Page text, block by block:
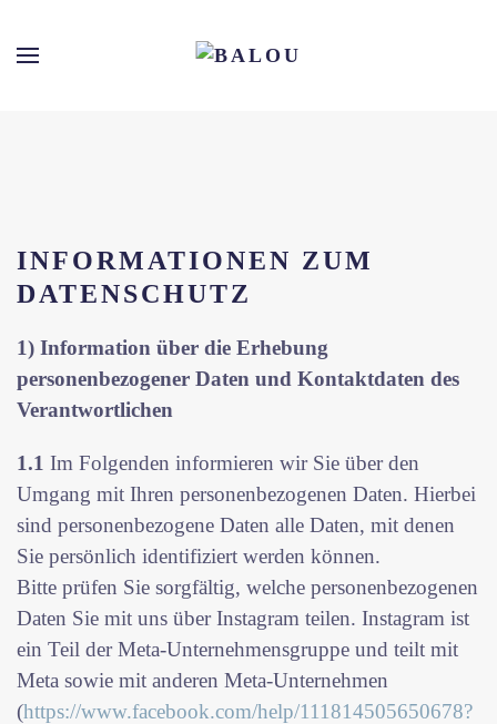
INFORMATIONEN ZUM
DATENSCHUTZ
1) Information über die Erhebung
personenbezogener Daten und Kontaktdaten des
Verantwortlichen
1.1 Im Folgenden informieren wir Sie über den
Umgang mit Ihren personenbezogenen Daten. Hierbei
sind personenbezogene Daten alle Daten, mit denen
Sie persönlich identifiziert werden können.
Bitte prüfen Sie sorgfältig, welche personenbezogenen
Daten Sie mit uns über Instagram teilen. Instagram ist
ein Teil der Meta-Unternehmensgruppe und teilt mit
Meta sowie mit anderen Meta-Unternehmen
(https://www.facebook.com/help/111814505650678?